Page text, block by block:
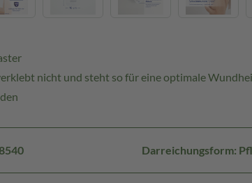
nicht und steht so für eine optimale
Darreichungsform: